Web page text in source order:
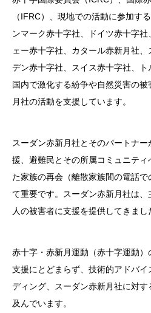
（IFRC）、現地での活動に参加す
ンマーク赤十字社、ドイツ赤十字
ェー赤十字社、カタール赤新月社
デン赤十字社、スイス赤十字社、
国内で激化する紛争や自然災害の
月社の活動を支援しています。
スーダン赤新月社とそのパートナ
援、避難民とその所属コミュニテ
た家族の再会（離散家族間の電話
て重要です。スーダン赤新月社は
人の被害者に支援を提供してきまし
赤十字・赤新月運動（赤十字運動
支援にとどまらず、技術的アドバ
ディング、スーダン赤新月社に対
及んでいます。